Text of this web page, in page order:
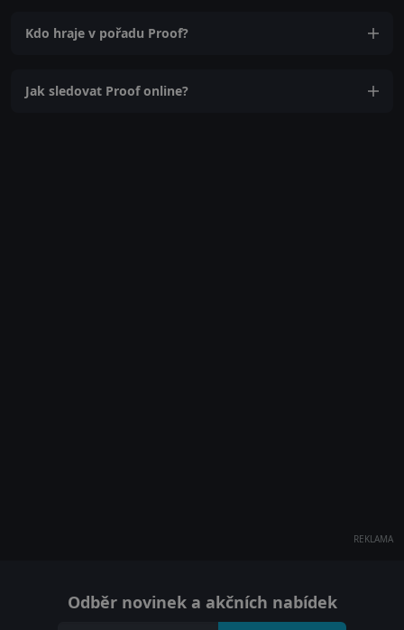
Kdo hraje v pořadu Proof?
Jak sledovat Proof online?
REKLAMA
Odběr novinek a akčních nabídek